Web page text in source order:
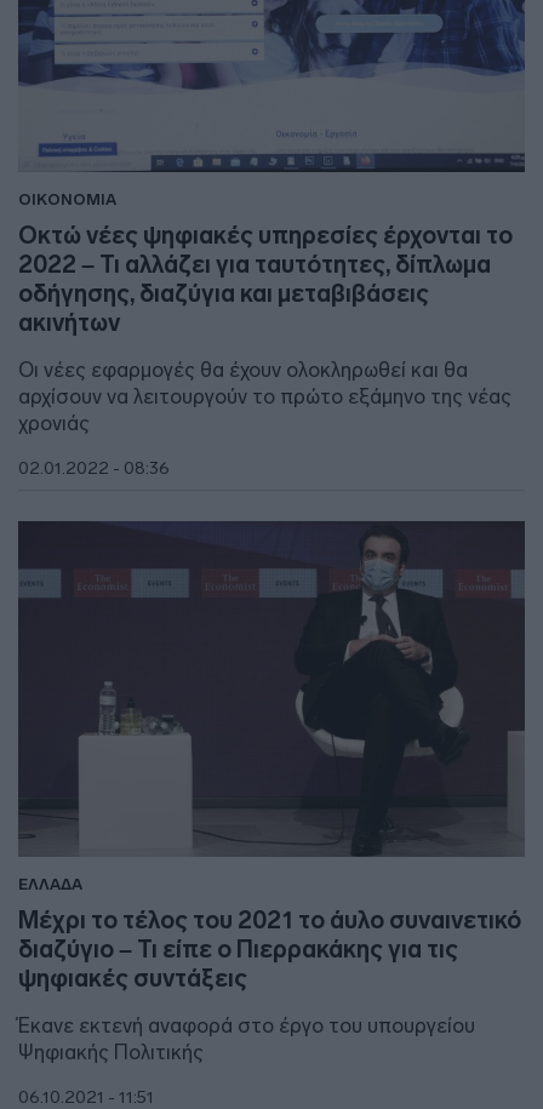
ΟΙΚΟΝΟΜΙΑ
Οκτώ νέες ψηφιακές υπηρεσίες έρχονται το
2022 – Τι αλλάζει για ταυτότητες, δίπλωμα
οδήγησης, διαζύγια και μεταβιβάσεις
ακινήτων
Οι νέες εφαρμογές θα έχουν ολοκληρωθεί και θα
αρχίσουν να λειτουργούν το πρώτο εξάμηνο της νέας
χρονιάς
02.01.2022 - 08:36
ΕΛΛΑΔΑ
Μέχρι το τέλος του 2021 το άυλο συναινετικό
διαζύγιο – Τι είπε ο Πιερρακάκης για τις
ψηφιακές συντάξεις
Έκανε εκτενή αναφορά στο έργο του υπουργείου
Ψηφιακής Πολιτικής
06.10.2021 - 11:51